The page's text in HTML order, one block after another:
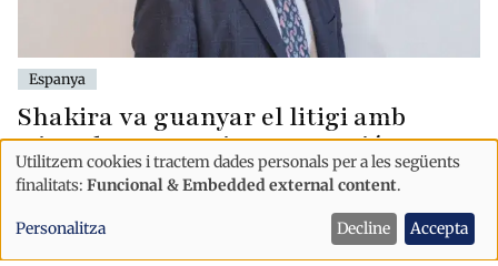
Espanya
Shakira va guanyar el litigi amb
Hisenda per una interpretació
“forçada” sobre la seva residència
Ús
de
dades
Utilitzem cookies i tractem dades personals per a les següents
finalitats: Funcional & Embedded external content.
Personalitza Decline Accepta